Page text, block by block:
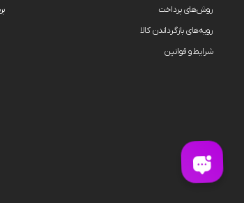
روش‌های پرداخت
رویه‌های بازگرداندن کالا
شرایط و قوانین